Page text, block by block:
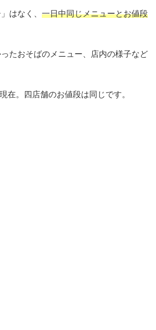
はなく、 一日中同じメニューとお値段
たおそばのメニュー、店内の様子など
在。四店舗のお値段は同じです。